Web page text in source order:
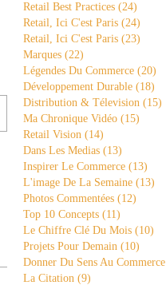
Retail Best Practices (24)
Retail, Ici C'est Paris (24)
Retail, Ici C'est Paris (23)
Marques (22)
Légendes Du Commerce (20)
Développement Durable (18)
Distribution & Télevision (15)
Ma Chronique Vidéo (15)
Retail Vision (14)
Dans Les Medias (13)
Inspirer Le Commerce (13)
L'image De La Semaine (13)
Photos Commentées (12)
Top 10 Concepts (11)
Le Chiffre Clé Du Mois (10)
Projets Pour Demain (10)
Donner Du Sens Au Commerce
La Citation (9)